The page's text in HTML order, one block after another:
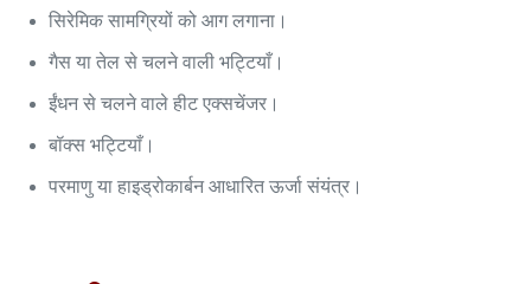
सिरेमिक सामग्रियों को आग लगाना।
गैस या तेल से चलने वाली भट्टियाँ।
ईंधन से चलने वाले हीट एक्सचेंजर।
बॉक्स भट्टियाँ।
परमाणु या हाइड्रोकार्बन आधारित ऊर्जा संयंत्र।